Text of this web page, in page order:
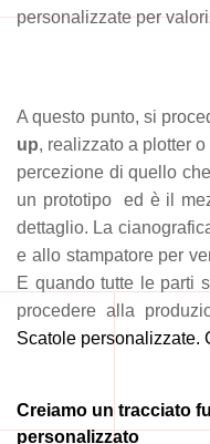
personalizzate per
A questo punto, si
up, realizzato a plotter
percezione di quello
un prototipo ed è il
dettaglio. La
e allo stampatore per
E quando tutte le parti
procedere alla
Scatole personalizzate.
Creiamo un tracciato
personalizzato